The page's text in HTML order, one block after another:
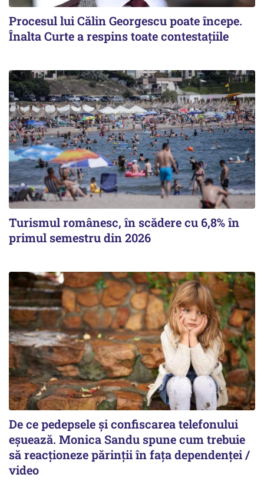
Procesul lui Călin Georgescu poate începe.
Înalta Curte a respins toate contestațiile
Turismul românesc, în scădere cu 6,8% în
primul semestru din 2026
De ce pedepsele și confiscarea telefonului
eșuează. Monica Sandu spune cum trebuie
să reacționeze părinții în fața dependenței /
video